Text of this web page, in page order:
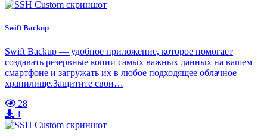
Swift Backup
Swift Backup — удобное приложение, которое помогает
создавать резервные копии самых важных данных на вашем
смартфоне и загружать их в любое подходящее облачное
хранилище.Защитите свои…
28
1